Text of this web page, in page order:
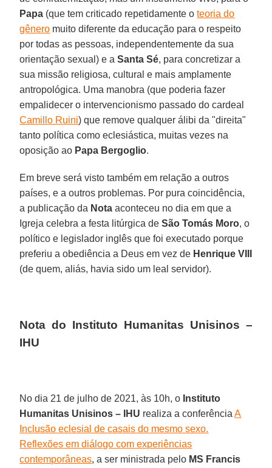
Papa (que tem criticado repetidamente oteoria do
gênero muito diferente da educação para o respeito
por todas as pessoas, independentemente da sua
orientação sexual) e aSanta Sé, para concretizar a
sua missão religiosa, cultural e mais amplamente
antropológica. Uma manobra (que poderia fazer
empalidecer o intervencionismo passado do cardeal
Camillo Ruini) que remove qualquer álibi da "direita"
tanto política como eclesiástica, muitas vezes na
oposição ao Papa Bergoglio.
Em breve será visto também em relação a outros
países, e a outros problemas. Por pura coincidência,
a publicação da Nota aconteceu no dia em que a
Igreja celebra a festa litúrgica deSão Tomás Moro, o
político e legislador inglês que foi executado porque
preferiu a obediência a Deus em vez de Henrique VIII
(de quem, aliás, havia sido um leal servidor).
Nota do Instituto Humanitas Unisinos –
IHU
No dia 21 de julho de 2021, às 10h, o Instituto
Humanitas Unisinos – IHU realiza a conferênciaA
Inclusão eclesial de casais do mesmo sexo.
Reflexões em diálogo com experiências
contemporâneas, a ser ministrada pelo MS Francis